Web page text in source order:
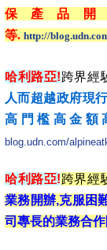
保產品
等. http://
哈利路亞!跨界經
人而超越政府現
高門檻高金額
blog.udn.com/
哈利路亞!跨界經
業務開辦,克服困
司專長的業務合